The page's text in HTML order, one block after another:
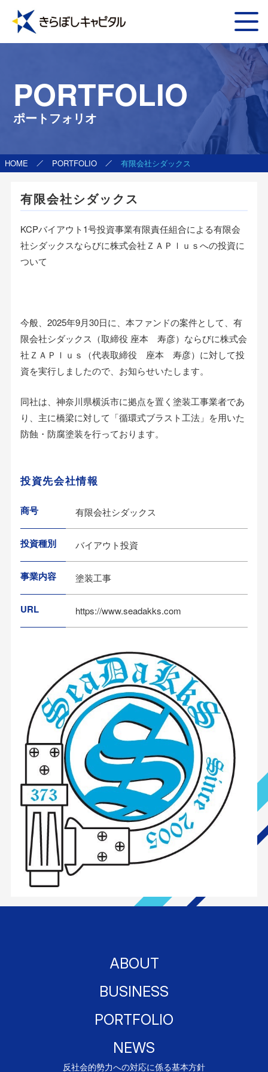
PORTFOLIO
ポートフォリオ
HOME PORTFOLIO 有限会社シダックス
有限会社シダックス
KCPバイアウト1号投資事業有限責任組合による有限会
社シダックスならびに株式会社ＺＡＰｌｕｓへの投資に
ついて
今般、2025年9月30日に、本ファンドの案件として、有
限会社シダックス（取締役 座本 寿彦）ならびに株式会
社ＺＡＰｌｕｓ（代表取締役 座本 寿彦）に対して投
資を実行しましたので、お知らせいたします。
同社は、神奈川県横浜市に拠点を置く塗装工事業者であ
り、主に橋梁に対して「循環式ブラスト工法」を用いた
防蝕・防腐塗装を行っております。
投資先会社情報
商号 有限会社シダックス
投資種別 バイアウト投資
事業内容 塗装工事
URL https://www.seadakks.com
ABOUT
BUSINESS
PORTFOLIO
NEWS
反社会的勢力への対応に係る基本方針